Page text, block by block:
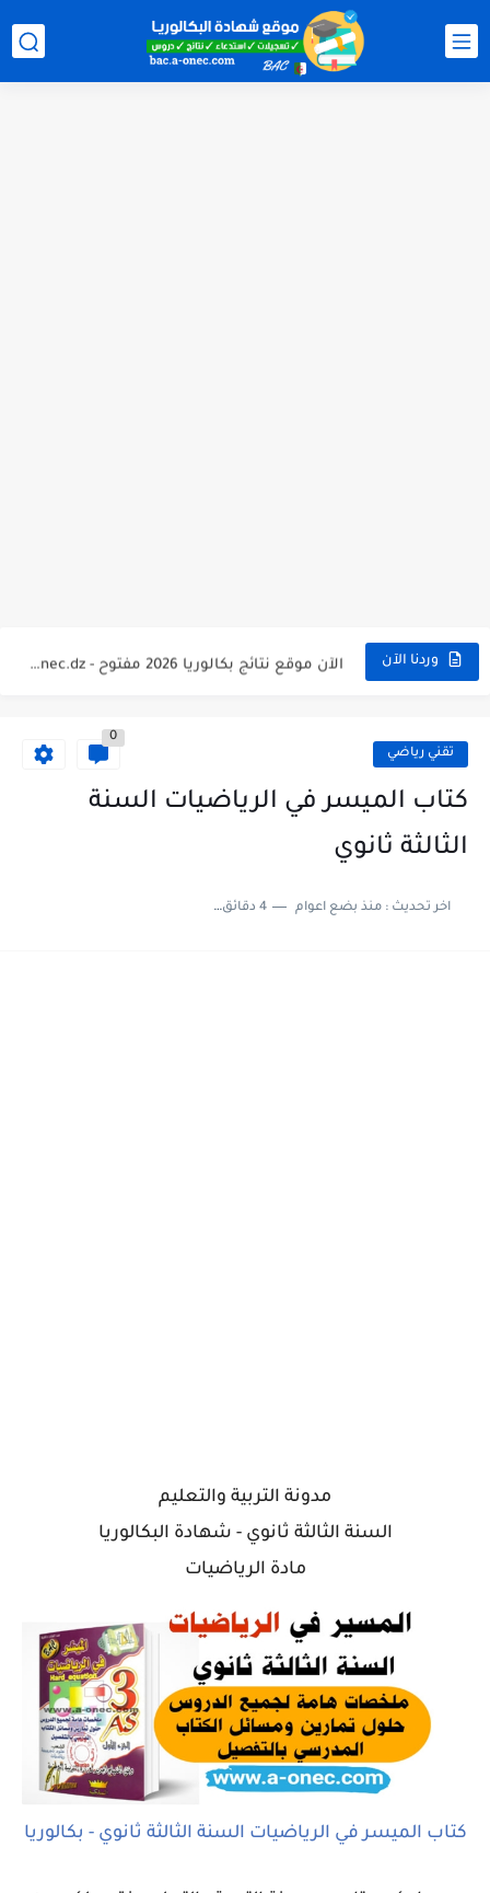
وردنا الآن
تقني رياضي
0
كتاب الميسر في الرياضيات السنة
الثالثة ثانوي
اخر تحديث :منذ بضع اعوام 4 دقائق للقراءة
مدونة التربية والتعليم
السنة الثالثة ثانوي - شهادة البكالوريا
مادة الرياضيات
كتاب الميسر في الرياضيات السنة الثالثة ثانوي - بكالوريا